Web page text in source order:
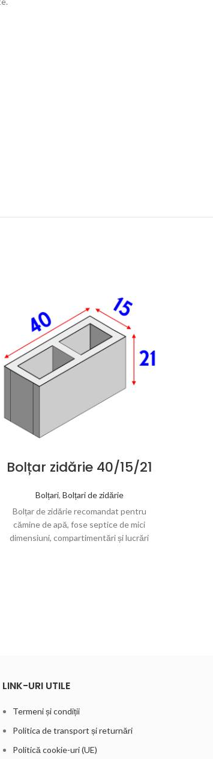
Bolțar zidărie 40/15/21
Bolțari, Bolțari de zidărie
Bolțar de zidărie recomandat pentru
cămine de apă, fose septice de mici
dimensiuni, compartimentări și lucrări
LINK-URI UTILE
Termeni și condiții
Politica de transport și returnări
Politică cookie-uri (UE)